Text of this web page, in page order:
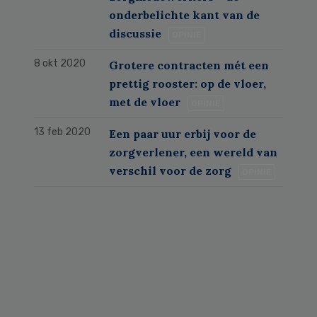
onderbelichte kant van de
discussie
8 okt 2020
Grotere contracten mét een
prettig rooster: op de vloer,
met de vloer
13 feb 2020
Een paar uur erbij voor de
zorgverlener, een wereld van
verschil voor de zorg